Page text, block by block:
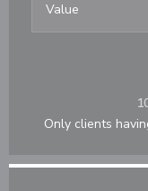
Value
Only clients